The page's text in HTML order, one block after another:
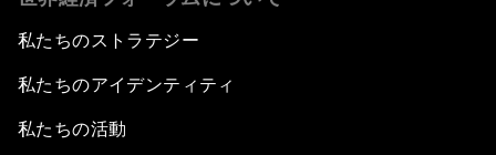
私たちのストラテジー
私たちのアイデンティティ
私たちの活動